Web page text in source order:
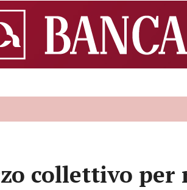
collettivo per